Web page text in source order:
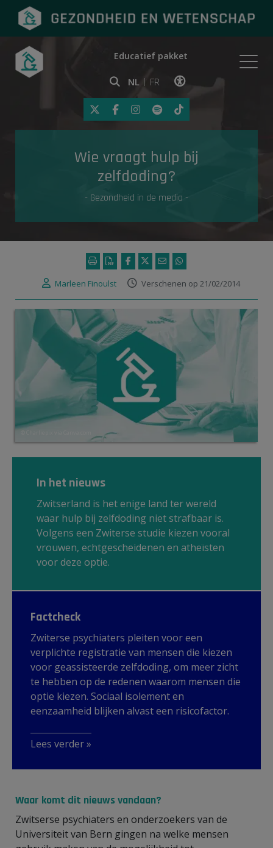
Onderwerpen
Gezondheid in de media
Educatief pakket
NL FR
Klik op deze link om
Wie vraagt hulp bij
zelfdoding?
- Gezondheid in de media -
Marleen Finoulst Verschenen op 21/02/2014
In het nieuws
Zwitserland is het enige land ter wereld
waar hulp bij zelfdoding niet strafbaar is.
Volgens een Zwiterse studie kiezen vooral
vrouwen, echtgescheidenen en atheïsten
voor deze optie.
Factcheck
Zwiterse psychiaters pleiten voor een
verplichte registratie van mensen die kiezen
voor geassisteerde zelfdoding, om meer zicht
te hebben op de redenen waarom mensen die
optie kiezen. Sociaal isolement en
eenzaamheid blijken alvast een risicofactor.
Lees verder »
Waar komt dit nieuws vandaan?
Zwitserse psychiaters en onderzoekers van de
Universiteit van Bern gingen na welke mensen